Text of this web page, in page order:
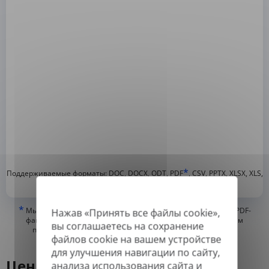
Нажав «Принять все файлы cookie»,
вы соглашаетесь на сохранение
файлов cookie на вашем устройстве
для улучшения навигации по сайту,
анализа использования сайта и
Поддерживаемые форматы: DOC, DOCX, ODT, PDF*, CSV, PPTX, XLSX, XLS,
* Мы можем переводить только «истинные» или цифровые PDF-
файлы, а также файлы с возможностью поиска, но не можем
переводить PDF-файлы, состоящие из изображений, или
отсканированные PDF.